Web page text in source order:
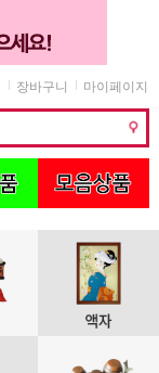
마이페이지
장바구니